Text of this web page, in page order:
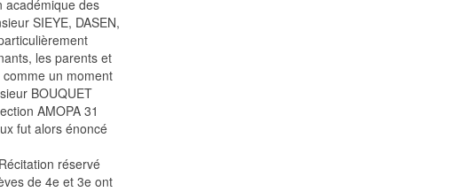
académique des
SIEYE, DASEN,
les parents et
un moment
BOUQUET
AMOPA 31
fut alors énoncé
réservé
de 4e et 3e ont